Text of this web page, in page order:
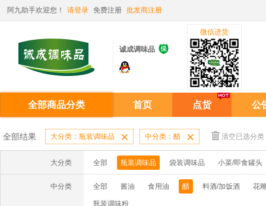
阿九助手欢迎您！ 请登录 免费注册 批发商注册
诚成调味品 
微信进货
全部商品分类 首页 点货 公
全部结果 大分类：瓶装调味品  中分类：醋  清空已选分类
大分类 全部 瓶装调味品 袋装调味品 小菜/即食罐头
中分类 全部 酱油 食用油 醋 料酒/加饭酒 花
瓶装调味粉